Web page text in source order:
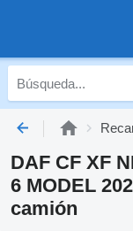
DAF CF XF
6 MODEL
camión